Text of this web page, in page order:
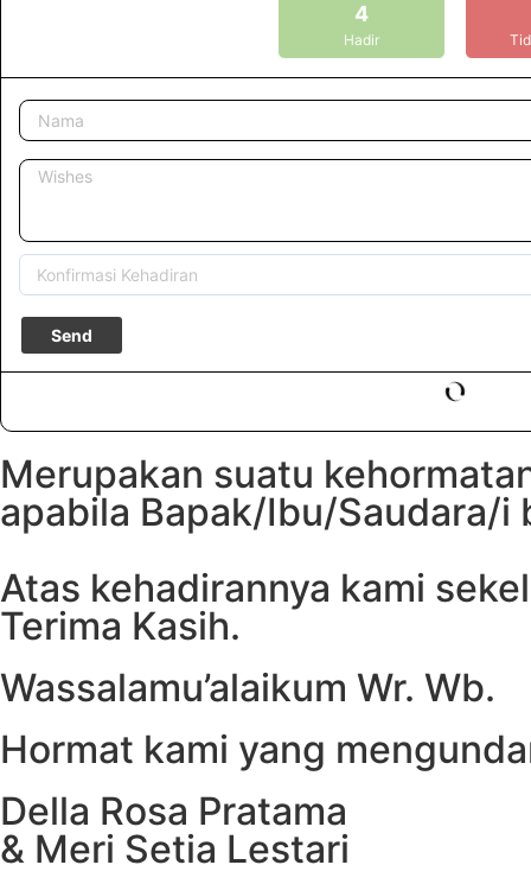
4
Hadir
Merupakan suatu
apabila Bapak/Ibu/Saudara/i
Atas kehadirannya kami
Terima Kasih.
Wassalamu’alaikum Wr. Wb.
Hormat kami yang
Della Rosa Pratama
& Meri Setia Lestari